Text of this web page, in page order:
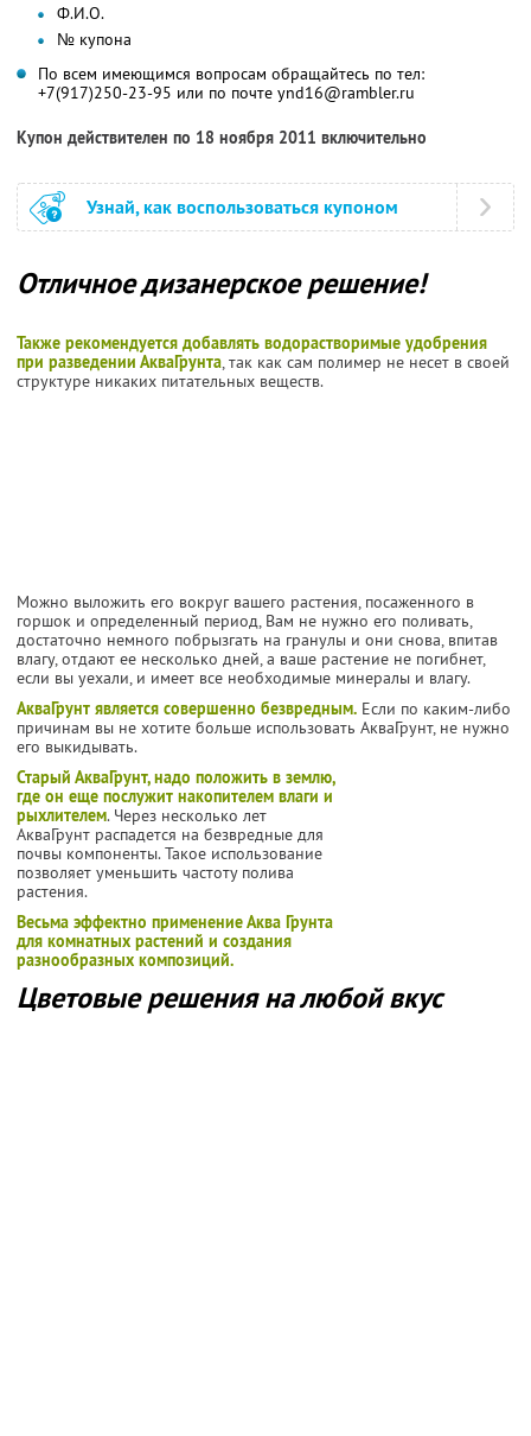
Ф.И.О.
№ купона
По всем имеющимся вопросам обращайтесь по тел:
+7(917)250-23-95 или по почте ynd16@rambler.ru
Купон действителен по 18 ноября 2011 включительно
Узнай, как воспользоваться купоном
Отличное дизанерское решение!
Также рекомендуется добавлять водорастворимые удобрения
при разведении АкваГрунта, так как сам полимер не несет в своей
структуре никаких питательных веществ.
Можно выложить его вокруг вашего растения, посаженного в
горшок и определенный период, Вам не нужно его поливать,
достаточно немного побрызгать на гранулы и они снова, впитав
влагу, отдают ее несколько дней, а ваше растение не погибнет,
если вы уехали, и имеет все необходимые минералы и влагу.
АкваГрунт является совершенно безвредным. Если по каким-либо
причинам вы не хотите больше использовать АкваГрунт, не нужно
его выкидывать.
Старый АкваГрунт, надо положить в землю,
где он еще послужит накопителем влаги и
рыхлителем. Через несколько лет
АкваГрунт распадется на безвредные для
почвы компоненты. Такое использование
позволяет уменьшить частоту полива
растения.
Весьма эффектно применение Аква Грунта
для комнатных растений и создания
разнообразных композиций.
Цветовые решения на любой вкус